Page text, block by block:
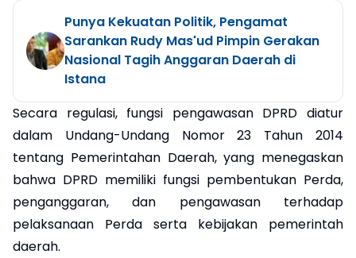
Punya Kekuatan Politik, Pengamat
Sarankan Rudy Mas'ud Pimpin Gerakan
Nasional Tagih Anggaran Daerah di
Istana
Secara regulasi, fungsi pengawasan DPRD diatur
dalam Undang-Undang Nomor 23 Tahun 2014
tentang Pemerintahan Daerah, yang menegaskan
bahwa DPRD memiliki fungsi pembentukan Perda,
penganggaran, dan pengawasan terhadap
pelaksanaan Perda serta kebijakan pemerintah
daerah.